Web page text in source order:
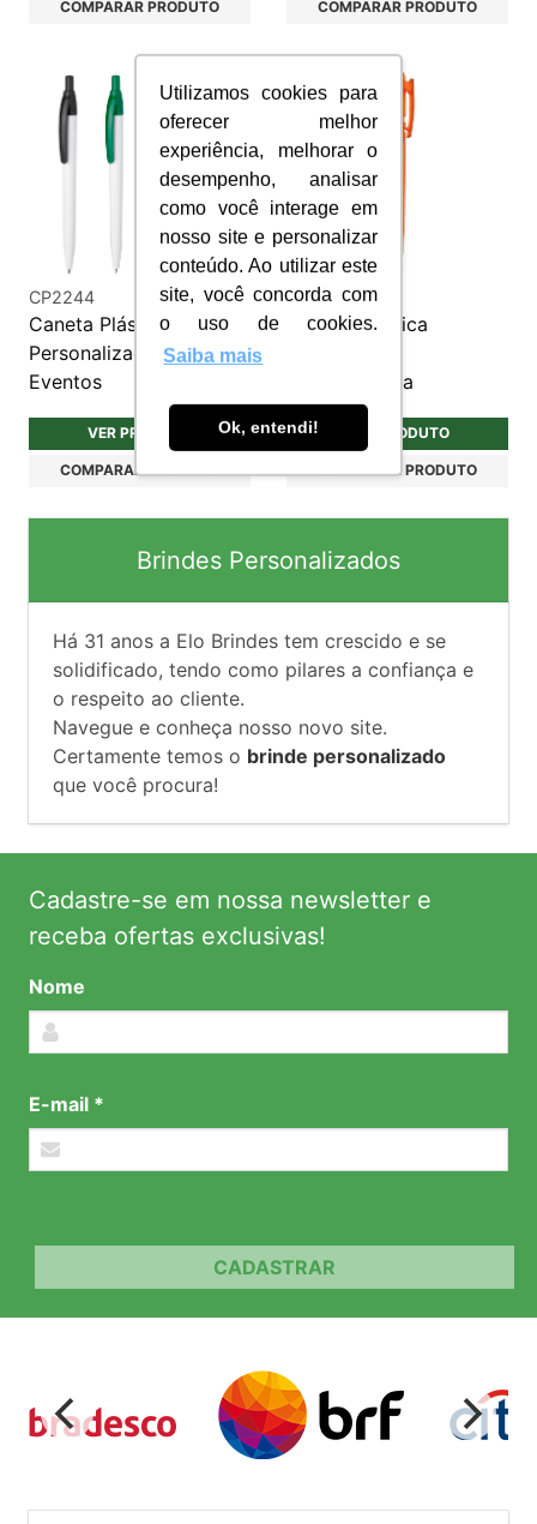
Utilizamos cookies para
oferecer melhor
experiência, melhorar o
desempenho, analisar
como você interage em
nosso site e personalizar
conteúdo. Ao utilizar este
site, você concorda com
o uso de cookies.
Saiba mais
Ok, entendi!
COMPARAR PRODUTO COMPARAR PRODUTO
CP2244
Caneta Plástica
Personalizada para
Eventos
VER PRODUTO
COMPARAR PRODUTO
CP2232
Caneta plástica
personalizada
VER PRODUTO
COMPARAR PRODUTO
Brindes Personalizados
Há 31 anos a Elo Brindes tem crescido e se
solidificado, tendo como pilares a confiança e
o respeito ao cliente.
Navegue e conheça nosso novo site.
Certamente temos o brinde personalizado
que você procura!
Cadastre-se em nossa newsletter e
receba ofertas exclusivas!
Nome
E-mail *
CADASTRAR